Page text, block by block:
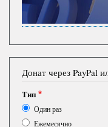
Донат через PayPal
Тип
Один раз
Ежемесячно